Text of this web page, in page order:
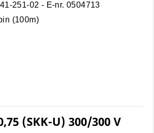
251-02 - E-nr. 0504713
(100m)
(SKK-U) 300/300 V